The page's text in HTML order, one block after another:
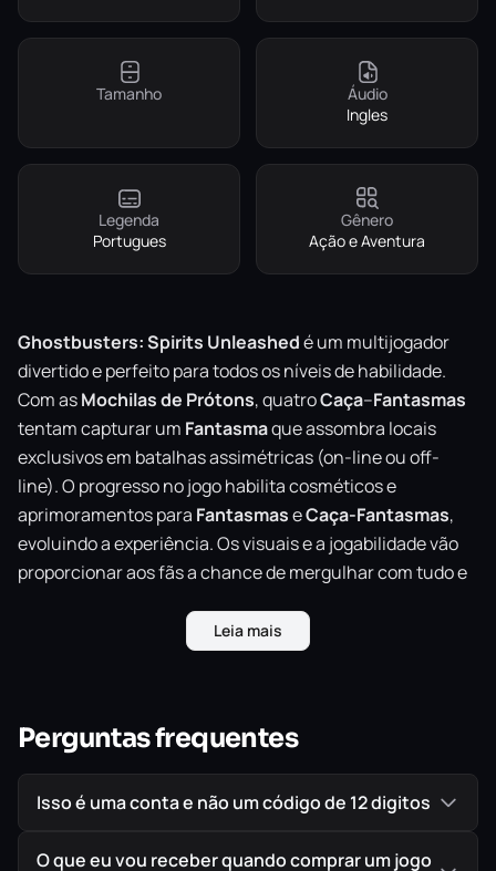
Tamanho
Áudio
Ingles
Legenda
Portugues
Gênero
Ação e Aventura
Ghostbusters: Spirits Unleashedé um multijogador
divertido e perfeito para todos os níveis de habilidade.
Com asMochilasde Prótons, quatroCaça–Fantasmas
tentam capturar um Fantasmaque assombra locais
exclusivos em batalhas assimétricas (on-line ou off-
line). O progresso no jogo habilita cosméticos e
aprimoramentos para FantasmaseCaça-Fantasmas,
evoluindo a experiência. Os visuais e a jogabilidade vão
proporcionar aos fãs a chance de mergulhar com tudo e
assombrando, o jogo é fácil de aprender, e tentar
dominá-lo é diversão garantida!
Seguindo os passos dos títulos passados da
equipe de
Caça-Fantasmas ou ser um únicoFantasma
O jogo permitirá se divertir com até quatro amigos ou por
conta própria, contando com um modo de um único
Leia mais
Perguntas frequentes
Isso é uma conta e não um código de 12 digitos
O que eu vou receber quando comprar um jogo